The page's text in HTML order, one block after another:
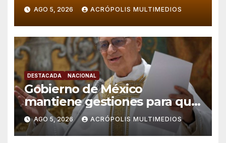
política en Veracruz
AGO 5, 2026 ACRÓPOLIS MULTIMEDIOS
DESTACADA NACIONAL
Gobierno de México
mantiene gestiones para que
el Papa León XIV visite el país
AGO 5, 2026 ACRÓPOLIS MULTIMEDIOS